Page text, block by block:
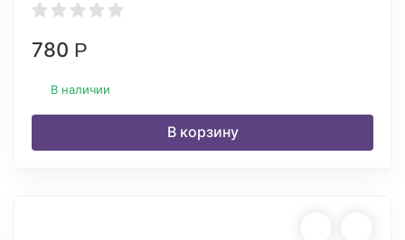
780 Р
В наличии
В корзину